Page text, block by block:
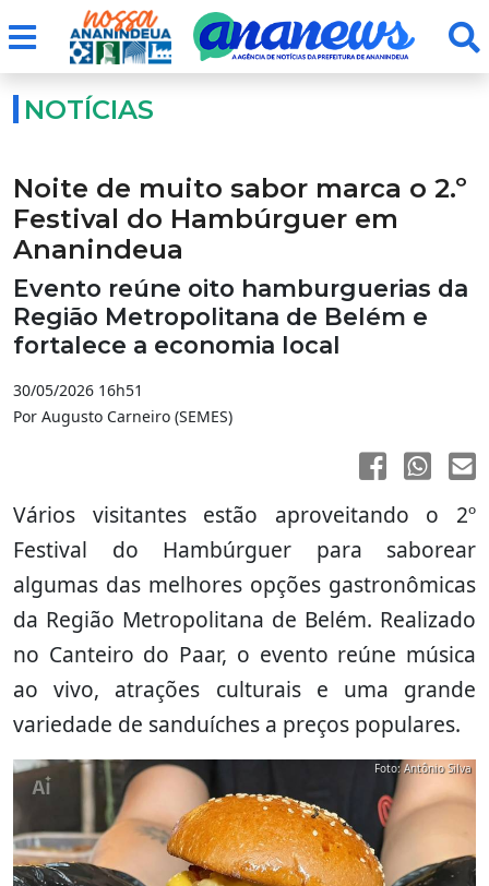
NOTÍCIAS
Noite de muito sabor marca o 2.º
Festival do Hambúrguer em
Ananindeua
Evento reúne oito hamburguerias da
Região Metropolitana de Belém e
fortalece a economia local
30/05/2026 16h51
Por Augusto Carneiro (SEMES)
Vários visitantes estão aproveitando o 2º
Festival do Hambúrguer para saborear
algumas das melhores opções gastronômicas
da Região Metropolitana de Belém. Realizado
no Canteiro do Paar, o evento reúne música
ao vivo, atrações culturais e uma grande
variedade de sanduíches a preços populares.
Foto: Antônio Silva